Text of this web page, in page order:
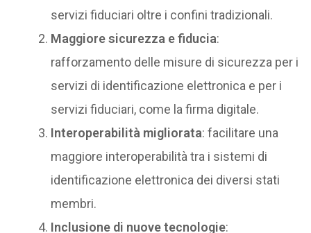
servizi fiduciari oltre i confini tradizionali.
Maggiore sicurezza e fiducia:
rafforzamento delle misure di sicurezza per i
servizi di identificazione elettronica e per i
servizi fiduciari, come la firma digitale.
Interoperabilità migliorata: facilitare una
maggiore interoperabilità tra i sistemi di
identificazione elettronica dei diversi stati
membri.
Inclusione di nuove tecnologie: